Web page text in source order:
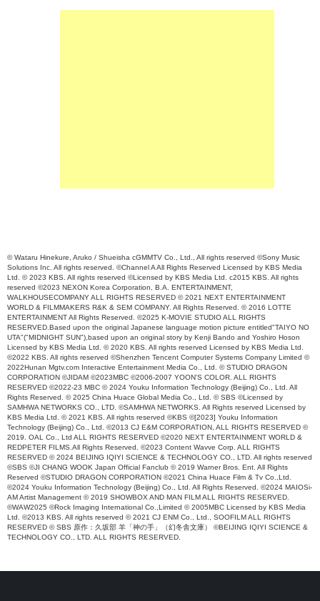
© Wataru Hinekure, Aruko / Shueisha cGMMTV Co., Ltd., All rights reserved ©Sony Music
Solutions Inc. All rights reserved. ©Channel A All Rights Reserved Licensed by KBS Media
Ltd. © 2023 KBS. All rights reserved ©Licensed by KBS Media Ltd. c2015 KBS. All rights
reserved ©2023 NEXON Korea Corporation, B.A. ENTERTAINMENT,
WALKHOUSECOMPANY ALL RIGHTS RESERVED © 2021 NEXT ENTERTAINMENT
WORLD & FILMMAKERS R&K & SEM COMPANY. All Rights Reserved. © 2016 LOTTE
ENTERTAINMENT All Rights Reserved. ©2025 K-MOVIE STUDIO ALL RIGHTS
RESERVED.Based upon the original Japanese language motion picture entitled"TAIYO NO
UTA"("MIDNIGHT SUN"),based upon an original story by Kenji Bando and Yoshiro Hoson
Licensed by KBS Media Ltd. © 2020 KBS. All rights reserved Licensed by KBS Media Ltd.
©2022 KBS. All rights reserved ©Shenzhen Tencent Computer Systems Company Limited ©
2022Hunan Mgtv.com Interactive Entertainment Media Co., Ltd. © STUDIO DRAGON
CORPORATION ©JIDAM ©2023MBC ©2006-2007 YOON'S COLOR. ALL RIGHTS
RESERVED ©2022-23 MBC © 2024 Youku Information Technology (Beijing) Co., Ltd. All
Rights Reserved. © 2025 China Huace Global Media Co., Ltd. © SBS ©Licensed by
SAMHWA NETWORKS CO., LTD. ©SAMHWA NETWORKS. All Rights reserved Licensed by
KBS Media Ltd. © 2021 KBS. All rights reserved ©KBS ©[2023] Youku Information
Technology (Beijing) Co., Ltd. ©2013 CJ E&M CORPORATION, ALL RIGHTS RESERVED ©
2019. OAL Co., Ltd ALL RIGHTS RESERVED ©2020 NEXT ENTERTAINMENT WORLD &
REDPETER FILMS.All Rights Reserved. ©2023 Content Wavve Corp. ALL RIGHTS
RESERVED © 2024 BEIJING IQIYI SCIENCE & TECHNOLOGY CO., LTD. All rights reserved
©SBS ©JI CHANG WOOK Japan Official Fanclub © 2019 Warner Bros. Ent. All Rights
Reserved ©STUDIO DRAGON CORPORATION ©2021 China Huace Film & Tv Co.,Ltd.
©2024 Youku Information Technology (Beijing) Co., Ltd. All Rights Reserved. ©2024 MAIOSi-
AM Artist Management © 2019 SHOWBOX AND MAN FILM ALL RIGHTS RESERVED.
©WAW2025 ©Rock Imaging International Co.,Limited © 2005MBC Licensed by KBS Media
Ltd. ©2013 KBS. All rights reserved © 2021 CJ ENM Co., Ltd., SOOFILM ALL RIGHTS
RESERVED © SBS 原作：久坂部 羊「神の手」（幻冬舎文庫） ©BEIJING IQIYI SCIENCE &
TECHNOLOGY CO., LTD. ALL RIGHTS RESERVED.